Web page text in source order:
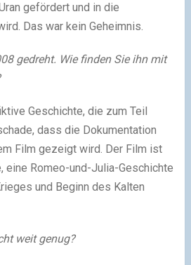
gefördert und in die
Das war kein Geheimnis.
gedreht. Wie finden Sie ihn mit
Geschichte, die zum Teil
dass die Dokumentation
Film gezeigt wird. Der Film ist
eine Romeo-und-Julia-Geschichte
und Beginn des Kalten
weit genug?